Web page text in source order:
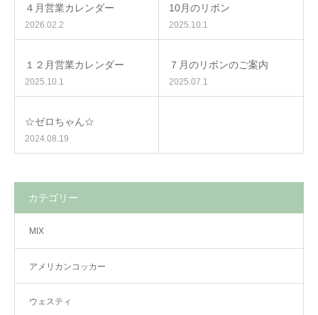
４月営業カレンダー
2026.02.2
10月のリボン
2025.10.1
１２月営業カレンダー
2025.10.1
７月のリボンのご案内
2025.07.1
☆ゼロちゃん☆
2024.08.19
カテゴリー
MIX
アメリカンコッカー
ウェスティ